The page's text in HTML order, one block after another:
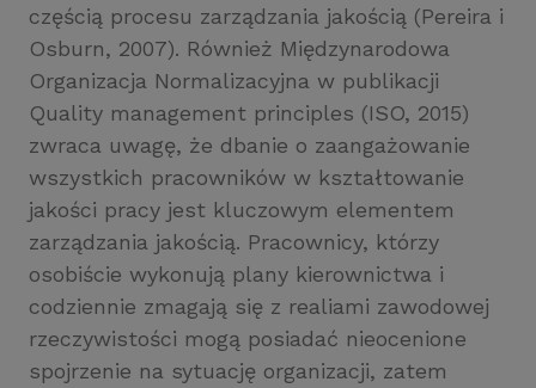
częścią procesu zarządzania jakością (Pereira i
Osburn, 2007). Również Międzynarodowa
Organizacja Normalizacyjna w publikacji
Quality management principles (ISO, 2015)
zwraca uwagę, że dbanie o zaangażowanie
wszystkich pracowników w kształtowanie
jakości pracy jest kluczowym elementem
zarządzania jakością. Pracownicy, którzy
osobiście wykonują plany kierownictwa i
codziennie zmagają się z realiami zawodowej
rzeczywistości mogą posiadać nieocenione
spojrzenie na sytuację organizacji, zatem